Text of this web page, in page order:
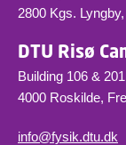
2800 Kgs.
DTU Risø
Building 106 & 201
4000 Roskilde,
info@fysik.dtu.dk